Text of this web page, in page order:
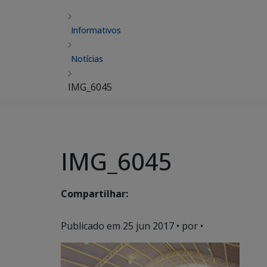
Informativos
Notícias
IMG_6045
IMG_6045
Compartilhar:
Publicado em 25 jun 2017 • por •